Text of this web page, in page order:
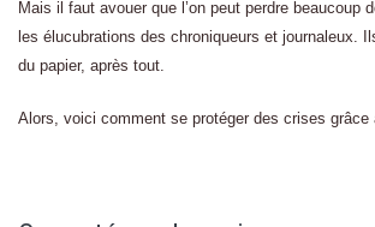
Mais il faut avouer que l’on peut perdre beaucoup
les élucubrations des chroniqueurs et journaleux.
du papier, après tout.
Alors, voici comment se protéger des crises grâce